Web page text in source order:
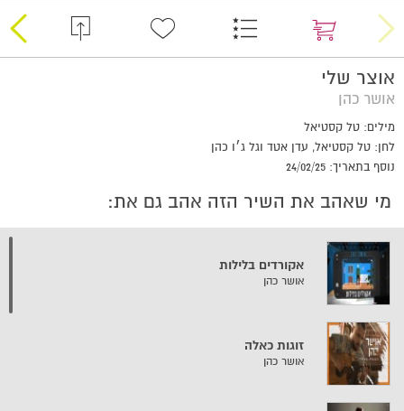
אוצר שלי
אושר כהן
מילים: טל קסטיאל
לחן: טל קסטיאל, עדן אטד וגל ג׳ו כהן
נוסף בתאריך: 24/02/25
מי שאהב את השיר הזה אהב גם את:
אקורדים בלילות
אושר כהן
זוגות כאלה
אושר כהן